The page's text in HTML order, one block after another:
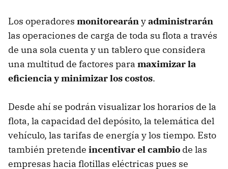
Los operadores monitorearányadministrarán
las operaciones de carga de toda su flota a través
de una sola cuenta y un tablero que considera
una multitud de factores para maximizar la
eficiencia y minimizar los costos.
Desde ahí se podrán visualizar los horarios de la
flota, la capacidad del depósito, la telemática del
vehículo, las tarifas de energía y los tiempo. Esto
también pretende incentivar el cambio de las
empresas hacia flotillas eléctricas pues se